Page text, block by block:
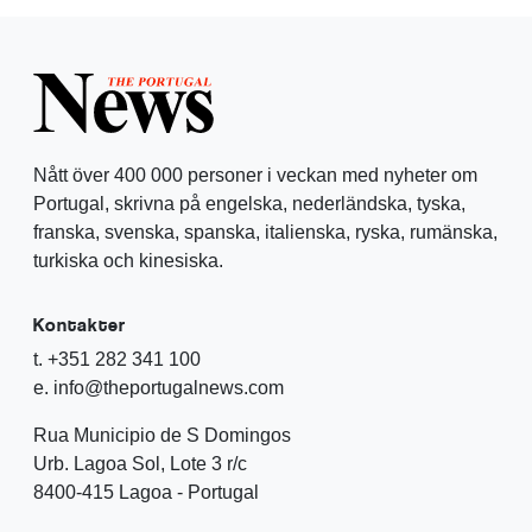
Nått över 400 000 personer i veckan med nyheter om
Portugal, skrivna på engelska, nederländska, tyska,
franska, svenska, spanska, italienska, ryska, rumänska,
turkiska och kinesiska.
Kontakter
t. +351 282 341 100
e. info@theportugalnews.com
Rua Municipio de S Domingos
Urb. Lagoa Sol, Lote 3 r/c
8400-415 Lagoa - Portugal